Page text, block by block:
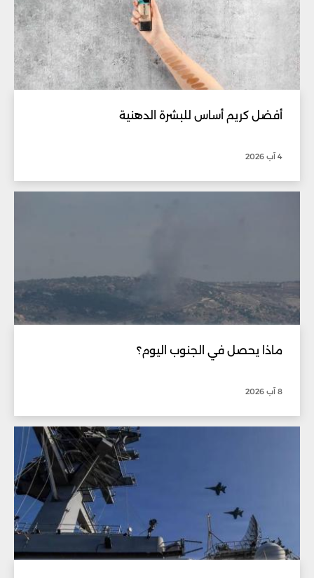
أفضل كريم أساس للبشرة الدهنية
4 آب 2026
ماذا يحصل في الجنوب اليوم؟
8 آب 2026